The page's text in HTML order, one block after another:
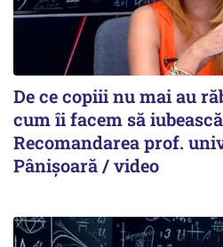
De ce copiii nu mai au
cum îi facem să
Recomandarea prof.
Pânișoară / video